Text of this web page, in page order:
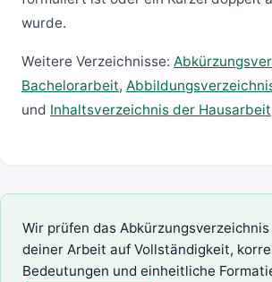
wurde.
Weitere Verzeichnisse:
Bachelorarbeit,
und Inhaltsverzeichnis der Hausarbeit
Wir prüfen das
deiner Arbeit auf Vollständigkeit,
Bedeutungen und einheitliche